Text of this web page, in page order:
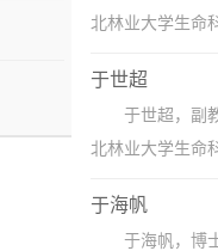
北林业大学生命
于世超
于世超，副
北林业大学生命
于海帆
于海帆，博